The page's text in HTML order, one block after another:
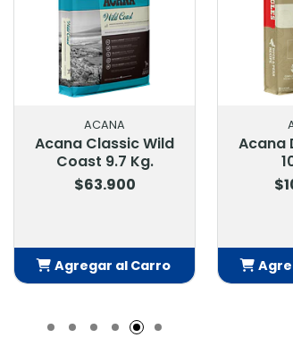
ACANA
Acana Classic Wild
Coast 9.7 Kg.
$63.900
Agregar al Carro
Acana